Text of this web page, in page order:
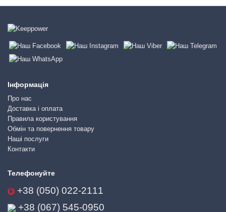
Інформація
Про нас
Доставка і оплата
Правила користування
Обмін та повернення товару
Наші послуги
Контакти
Телефонуйте
+38 (050) 022-2111
+38 (067) 545-0950